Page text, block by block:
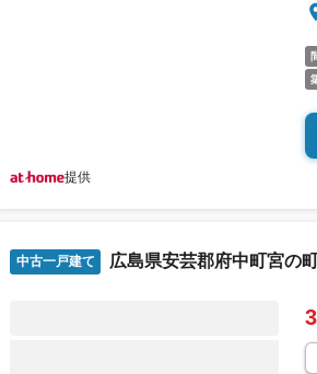
提供
中古一戸建て 広島県安芸郡府中町宮の